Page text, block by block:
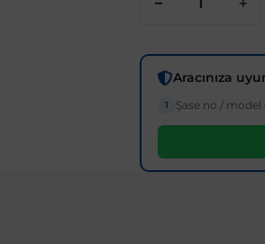
Aracınıza
1 Şase no /